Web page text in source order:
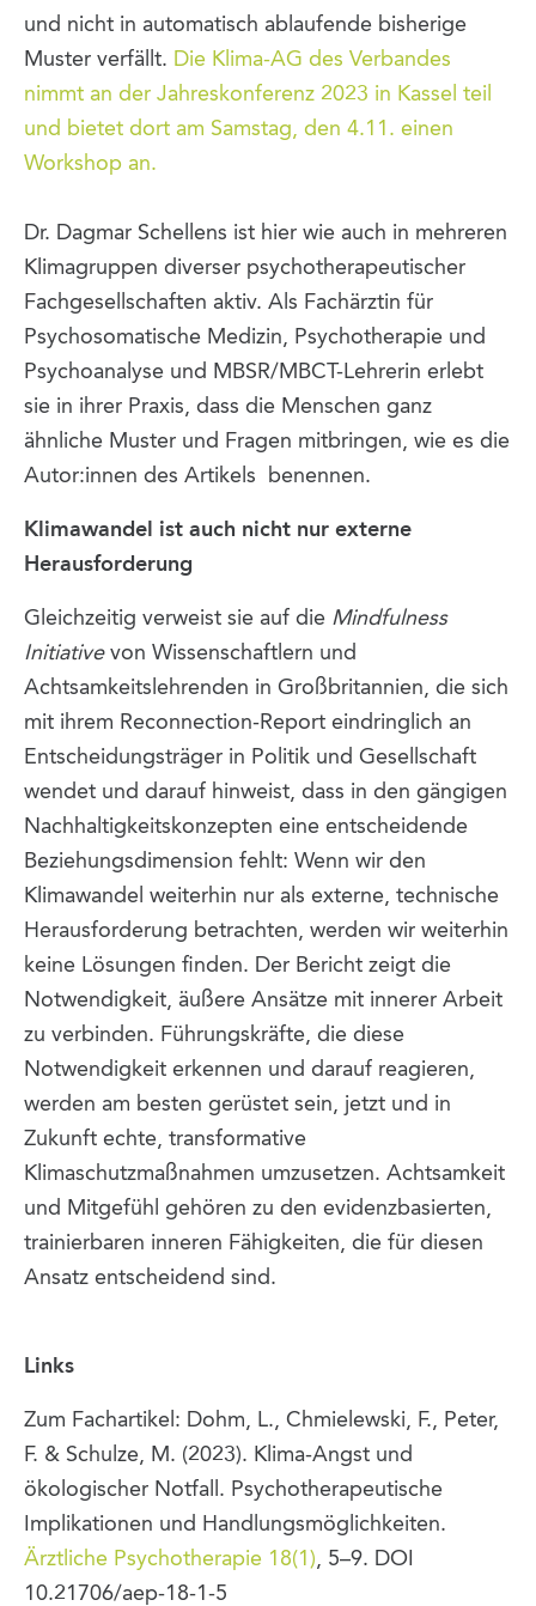
und nicht in automatisch ablaufende bisherige
Muster verfällt. Die Klima-AG des Verbandes
nimmt an der Jahreskonferenz 2023 in Kassel teil
und bietet dort am Samstag, den 4.11. einen
Workshop an.
Dr. Dagmar Schellens ist hier wie auch in mehreren
Klimagruppen diverser psychotherapeutischer
Fachgesellschaften aktiv. Als Fachärztin für
Psychosomatische Medizin, Psychotherapie und
Psychoanalyse und MBSR/MBCT-Lehrerin erlebt
sie in ihrer Praxis, dass die Menschen ganz
ähnliche Muster und Fragen mitbringen, wie es die
Autor:innen des Artikels benennen.
Klimawandel ist auch nicht nur externe
Herausforderung
Gleichzeitig verweist sie auf die Mindfulness
Initiative von Wissenschaftlern und
Achtsamkeitslehrenden in Großbritannien, die sich
mit ihrem Reconnection-Report eindringlich an
Entscheidungsträger in Politik und Gesellschaft
wendet und darauf hinweist, dass in den gängigen
Nachhaltigkeitskonzepten eine entscheidende
Beziehungsdimension fehlt: Wenn wir den
Klimawandel weiterhin nur als externe, technische
Herausforderung betrachten, werden wir weiterhin
keine Lösungen finden. Der Bericht zeigt die
Notwendigkeit, äußere Ansätze mit innerer Arbeit
zu verbinden. Führungskräfte, die diese
Notwendigkeit erkennen und darauf reagieren,
werden am besten gerüstet sein, jetzt und in
Zukunft echte, transformative
Klimaschutzmaßnahmen umzusetzen. Achtsamkeit
und Mitgefühl gehören zu den evidenzbasierten,
trainierbaren inneren Fähigkeiten, die für diesen
Ansatz entscheidend sind.
Links
Zum Fachartikel: Dohm, L., Chmielewski, F., Peter,
F. & Schulze, M. (2023). Klima-Angst und
ökologischer Notfall. Psychotherapeutische
Implikationen und Handlungsmöglichkeiten.
Ärztliche Psychotherapie 18(1) , 5–9. DOI
10.21706/aep-18-1-5